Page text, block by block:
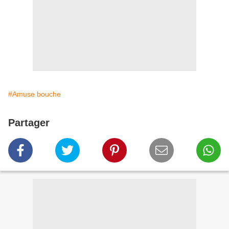
#Amuse bouche
Partager